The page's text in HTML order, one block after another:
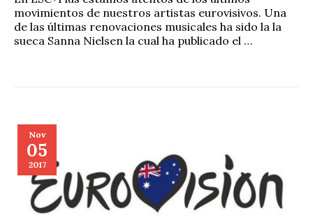
movimientos de nuestros artistas eurovisivos. Una
de las últimas renovaciones musicales ha sido la la
sueca Sanna Nielsen la cual ha publicado el …
Nov
05
2017